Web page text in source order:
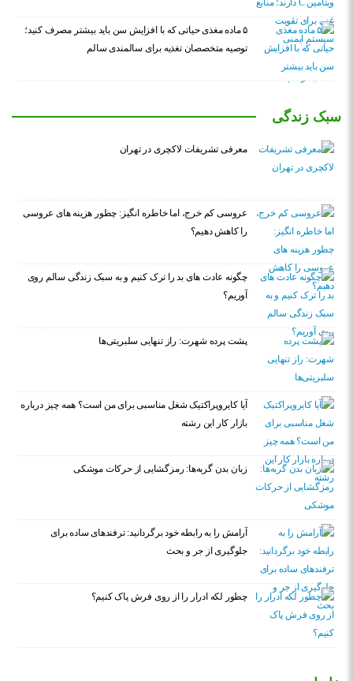
۵ ماده مغذی حیاتی که با افزایش سن باید بیشتر مصرف کنید؛
توصیه متخصصان تغذیه برای سالمندی سالم
سبک زندگی
معرفی تشریفات لاکچری در تهران
عروسی کم خرج، اما خاطره انگیز: چطور هزینه های عروسی
را کاهش دهیم؟
چگونه عادت‌ های بد را ترک کنیم و به سبک زندگی سالم روی
آوریم؟
پشت پرده شهرت: راز تنهایی سلبریتی‌ها
آیا کایروپراکتیک شغل مناسبی برای من است؟ همه چیز درباره
بازار کار این رشته
زبان بدن گربه‌ها: رمزگشایی از حرکات موشکی
آرامش را به رابطه خود برگردانید: ترفندهای ساده برای
جلوگیری از جر و بحث
چطور لکه ادرار را از روی فرش پاک کنیم؟